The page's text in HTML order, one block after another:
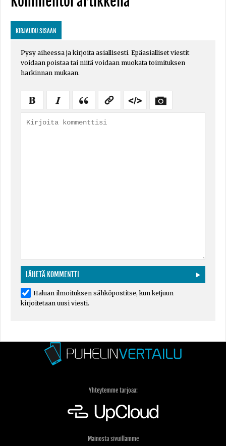
KIRJAUDU SISÄÄN
Pysy aiheessa ja kirjoita asiallisesti. Epäasialliset viestit
voidaan poistaa tai niitä voidaan muokata toimituksen
harkinnan mukaan.
Haluan ilmoituksen sähköpostitse, kun ketjuun
kirjoitetaan uusi viesti.
Yhteytemme tarjoaa:
Mainosta sivuillamme